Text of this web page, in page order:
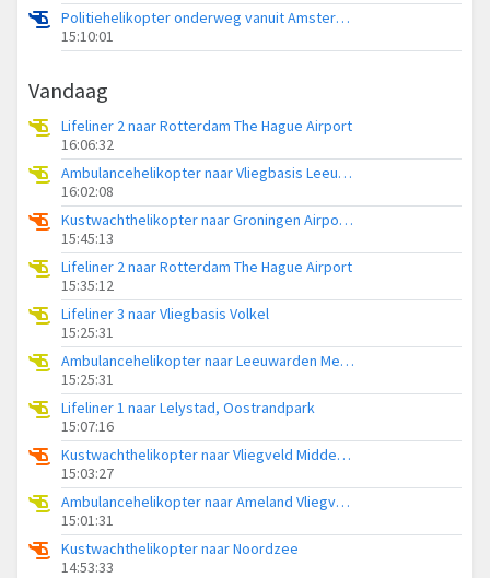
Politiehelikopter onderweg vanuit Amsterdam Vliegveld Schiphol
15:10:01
Vandaag
Lifeliner 2 naar Rotterdam The Hague Airport
16:06:32
Ambulancehelikopter naar Vliegbasis Leeuwarden
16:02:08
Kustwachthelikopter naar Groningen Airport Eelde
15:45:13
Lifeliner 2 naar Rotterdam The Hague Airport
15:35:12
Lifeliner 3 naar Vliegbasis Volkel
15:25:31
Ambulancehelikopter naar Leeuwarden Medical Center Heliport
15:25:31
Lifeliner 1 naar Lelystad, Oostrandpark
15:07:16
Kustwachthelikopter naar Vliegveld Midden-Zeeland
15:03:27
Ambulancehelikopter naar Ameland Vliegveld Ballum
15:01:31
Kustwachthelikopter naar Noordzee
14:53:33